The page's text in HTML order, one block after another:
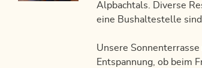
Alpbachtals. Diverse
eine Bushaltestelle
Unsere
Entspannung, ob beim